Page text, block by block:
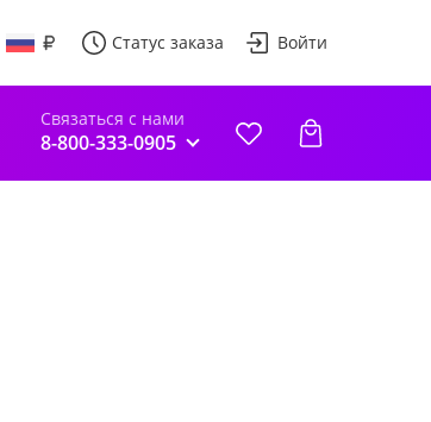
Статус заказа Войти
Связаться с нами
8-800-333-0905